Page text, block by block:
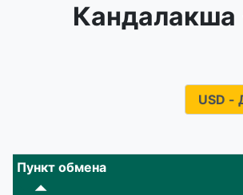
Кандалакша
Пункт обмена